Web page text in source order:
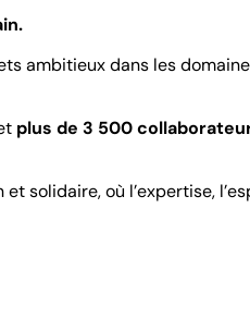
ambitieux dans les
plus de 3 500
solidaire, où l’expertise,